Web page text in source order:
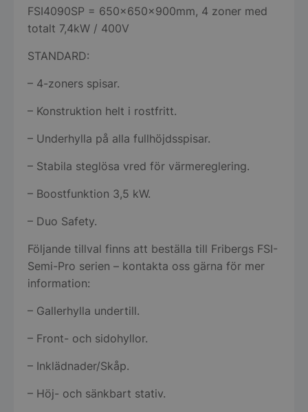
FSI4090SP = 650x650x900mm, 4 zoner med
totalt 7,4kW / 400V
STANDARD:
– 4-zoners spisar.
– Konstruktion helt i rostfritt.
– Underhylla på alla fullhöjdsspisar.
– Stabila steglösa vred för värmereglering.
– Boostfunktion 3,5 kW.
– Duo Safety.
Följande tillval finns att beställa till Fribergs FSI-
Semi-Pro serien – kontakta oss gärna för mer
information:
– Gallerhylla undertill.
– Front- och sidohyllor.
– Inklädnader/Skåp.
– Höj- och sänkbart stativ.